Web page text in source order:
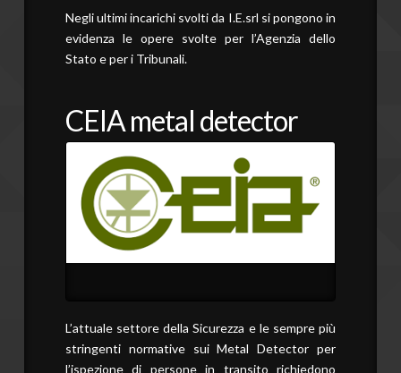
Negli ultimi incarichi svolti da I.E.srl si pongono in
evidenza le opere svolte per l’Agenzia dello
Stato e per i Tribunali.
CEIA metal detector
L’attuale settore della Sicurezza e le sempre più
stringenti normative sui Metal Detector per
l’ispezione di persone in transito richiedono